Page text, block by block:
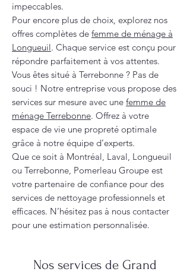
impeccables.
Pour encore plus de choix, explorez nos
offres complètes de femme de ménage à
Longueuil. Chaque service est conçu pour
répondre parfaitement à vos attentes.
Vous êtes situé à Terrebonne ? Pas de
souci ! Notre entreprise vous propose des
services sur mesure avec une femme de
ménage Terrebonne. Offrez à votre
espace de vie une propreté optimale
grâce à notre équipe d’experts.
Que ce soit à Montréal, Laval, Longueuil
ou Terrebonne, Pomerleau Groupe est
votre partenaire de confiance pour des
services de nettoyage professionnels et
efficaces. N’hésitez pas à nous contacter
pour une estimation personnalisée.
Nos services de Grand